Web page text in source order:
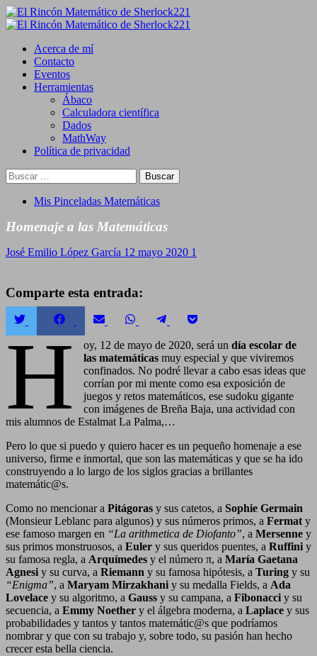
Saltar
al
Primary
Acerca de mí
Contacto
Eventos
Herramientas
Ábaco
Calculadora científica
Dados
MathWay
Política de privacidad
Buscar:
Mis Pinceladas Matemáticas
Homenaje a las Matemáticas
José Emilio López García 12 mayo 2020 1
Comparte esta entrada:
Compartir
Twitter
Compartir
Facebook
Compartir
Email
Compartir
WhatsApp
Compartir
TelegramPocket
H oy, 12 de mayo de 2020, será undía escolar de
las matemáticas muy especial y que viviremos
confinados. No podré llevar a cabo esas ideas que
corrían por mi mente como esa exposición de
juegos y retos matemáticos, ese sudoku gigante
con imágenes de Breña Baja, una actividad con
mis alumnos de Estalmat La Palma,…
Pero lo que si puedo y quiero hacer es un pequeño homenaje a ese
universo, firme e inmortal, que son las matemáticas y que se ha ido
construyendo a lo largo de los siglos gracias a brillantes
matemátic@s.
Como no mencionar a Pitágoras y sus catetos, a Sophie Germain
(Monsieur Leblanc para algunos) y sus números primos, a Fermat y
ese famoso margen en “La arithmetica de Diofanto”, a Mersenne y
sus primos monstruosos, a Euler y sus queridos puentes, a Ruffini y
su famosa regla, a Arquímedes y el número π, a María Gaetana
Agnesi y su curva, a Riemann y su famosa hipótesis, a Turing y su
“Enigma”, a Maryam Mirzakhani y su medalla Fields, a Ada
Lovelace y su algoritmo, a Gauss y su campana, a Fibonacci y su
secuencia, a Emmy Noether y el álgebra moderna, a Laplace y sus
probabilidades y tantos y tantos matemátic@s que podríamos
nombrar y que con su trabajo y, sobre todo, su pasión han hecho
crecer esta bella ciencia.